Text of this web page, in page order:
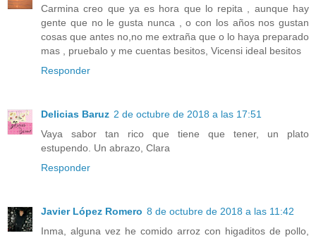
Carmina creo que ya es hora que lo repita , aunque hay
gente que no le gusta nunca , o con los años nos gustan
cosas que antes no,no me extraña que o lo haya preparado
mas , pruebalo y me cuentas besitos, Vicensi ideal besitos
Responder
Delicias Baruz 2 de octubre de 2018 a las 17:51
Vaya sabor tan rico que tiene que tener, un plato
estupendo. Un abrazo, Clara
Responder
Javier López Romero 8 de octubre de 2018 a las 11:42
Inma, alguna vez he comido arroz con higaditos de pollo,